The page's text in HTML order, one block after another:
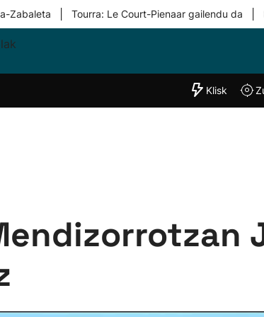
Zabaleta Tourra: Le Court-Pienaar gailendu da
"Helmuga"
Klisk